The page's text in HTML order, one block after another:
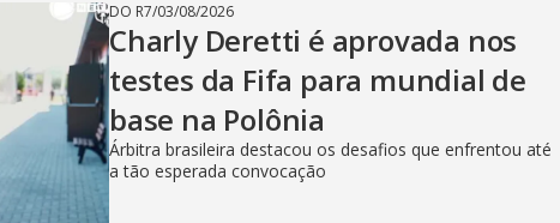
DO R7/03/08/2026
Charly Deretti é aprovada nos
testes da Fifa para mundial de
base na Polônia
Árbitra brasileira destacou os desafios que enfrentou até
a tão esperada convocação